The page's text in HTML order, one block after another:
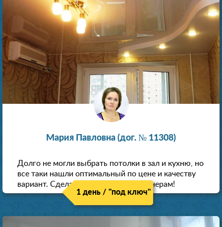
Мария Павловна (дог. № 11308)
Долго не могли выбрать потолки в зал и кухню, но
все таки нашли оптимальный по цене и качеству
вариант. Сделали скидку как пенсионерам!
1 день / "под ключ"